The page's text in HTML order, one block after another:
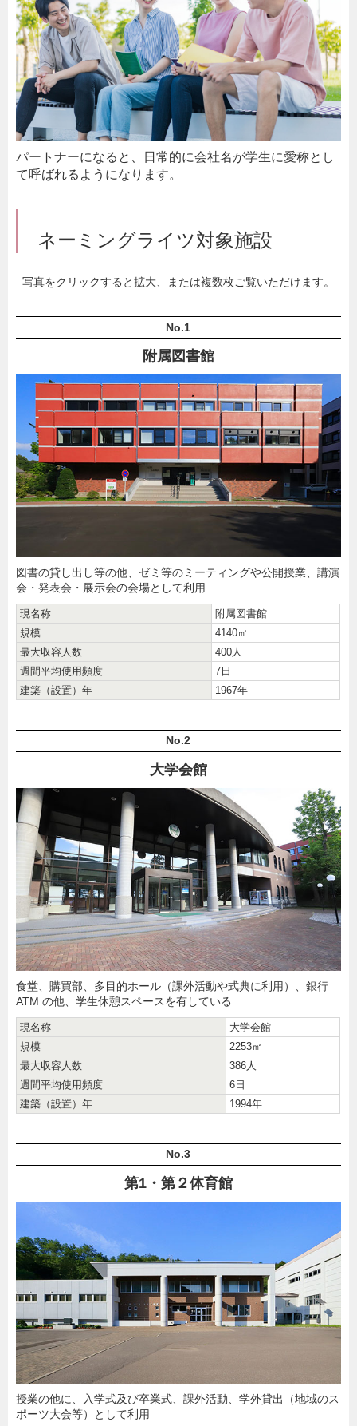
パートナーになると、日常的に会社名が学生に愛称とし
て呼ばれるようになります。
ネーミングライツ対象施設
写真をクリックすると拡大、または複数枚ご覧いただけます。
No.1
附属図書館
図書の貸し出し等の他、ゼミ等のミーティングや公開授業、講演
会・発表会・展示会の会場として利用
現名称
附属図書館
規模
4140㎡
最大収容人数
400人
週間平均使用頻度
7日
建築（設置）年
1967年
No.2
大学会館
食堂、購買部、多目的ホール（課外活動や式典に利用）、銀行
ATM の他、学生休憩スペースを有している
現名称
大学会館
規模
2253㎡
最大収容人数
386人
週間平均使用頻度
6日
建築（設置）年
1994年
No.3
第1・第２体育館
授業の他に、入学式及び卒業式、課外活動、学外貸出（地域のス
ポーツ大会等）として利用